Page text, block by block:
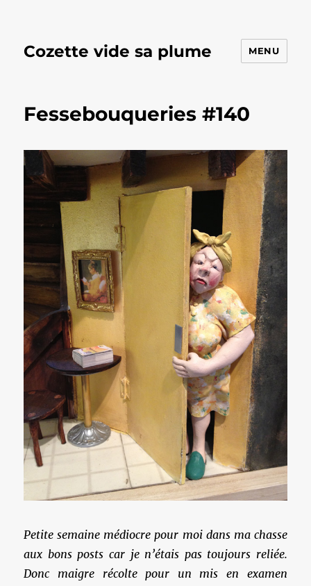
Cozette vide sa plume MENU
Fessebouqueries #140
Petite semaine médiocre pour moi dans ma chasse
aux bons posts car je n’étais pas toujours reliée.
Donc maigre récolte pour un mis en examen